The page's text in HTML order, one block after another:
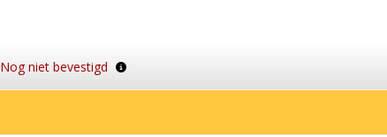
Nog niet bevestigd